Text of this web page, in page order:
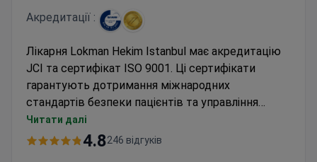
Акредитації :
Лікарня Lokman Hekim Istanbul має акредитацію
JCI та сертифікат ISO 9001. Ці сертифікати
гарантують дотримання міжнародних
стандартів безпеки пацієнтів та управління
якістю. Колоноскопія в цьому закладі зазвичай
коштує близько 800 доларів. Інший доступний
Читати далі
4.8246 відгуків